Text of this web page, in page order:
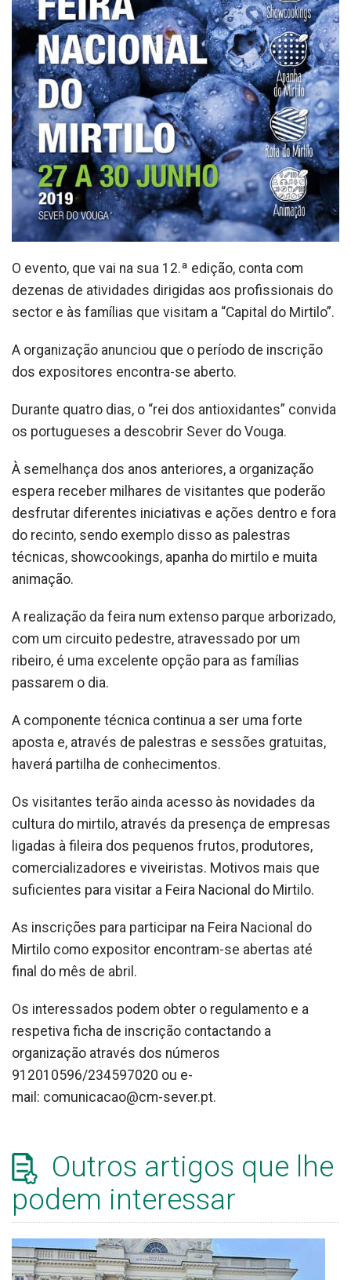
O evento, que vai na sua 12.ª edição, conta com
dezenas de atividades dirigidas aos profissionais do
sector e às famílias que visitam a “Capital do Mirtilo”.
A organização anunciou que o período de inscrição
dos expositores encontra-se aberto.
Durante quatro dias, o “rei dos antioxidantes” convida
os portugueses a descobrir Sever do Vouga.
À semelhança dos anos anteriores, a organização
espera receber milhares de visitantes que poderão
desfrutar diferentes iniciativas e ações dentro e fora
do recinto, sendo exemplo disso as palestras
técnicas, showcookings, apanha do mirtilo e muita
animação.
A realização da feira num extenso parque arborizado,
com um circuito pedestre, atravessado por um
ribeiro, é uma excelente opção para as famílias
passarem o dia.
A componente técnica continua a ser uma forte
aposta e, através de palestras e sessões gratuitas,
haverá partilha de conhecimentos.
Os visitantes terão ainda acesso às novidades da
cultura do mirtilo, através da presença de empresas
ligadas à fileira dos pequenos frutos, produtores,
comercializadores e viveiristas. Motivos mais que
suficientes para visitar a Feira Nacional do Mirtilo.
As inscrições para participar na Feira Nacional do
Mirtilo como expositor encontram-se abertas até
final do mês de abril.
Os interessados podem obter o regulamento e a
respetiva ficha de inscrição contactando a
organização através dos números
912010596/234597020 ou e-
mail: comunicacao@cm-sever.pt.
Outros artigos que lhe
podem interessar